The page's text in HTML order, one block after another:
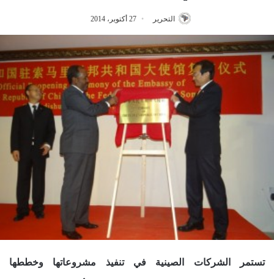
التحرير 27 أكتوبر، 2014
تستمر الشركات الصينية في تنفيذ مشروعاتها وخططها